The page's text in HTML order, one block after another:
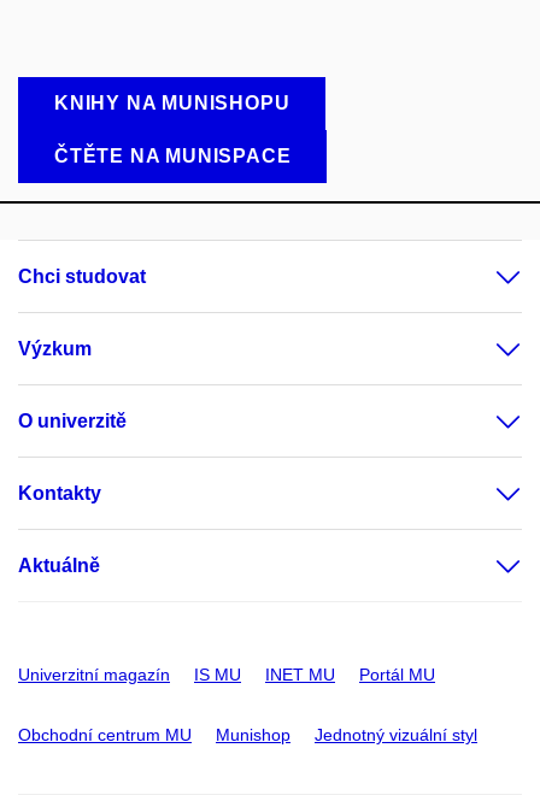
KNIHY NA MUNISHOPU
ČTĚTE NA MUNISPACE
Chci studovat
Výzkum
O univerzitě
Kontakty
Aktuálně
Univerzitní magazín IS MU INET MU Portál MU
Obchodní centrum MU Munishop Jednotný vizuální styl